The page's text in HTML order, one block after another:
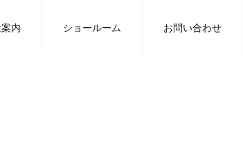
内 ショールーム お問い合わせ